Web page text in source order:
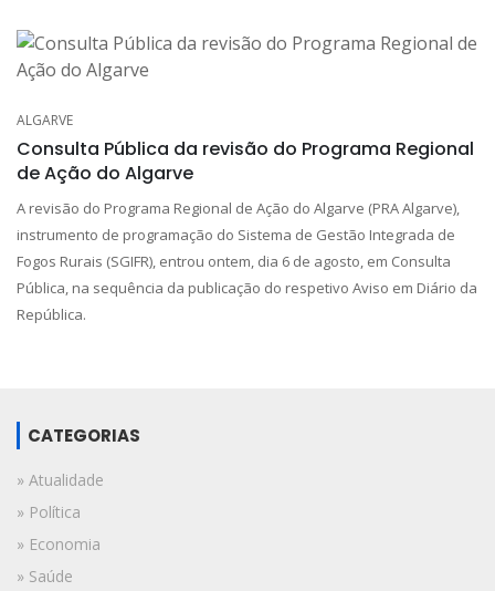
ALGARVE
Consulta Pública da revisão do Programa Regional
de Ação do Algarve
A revisão do Programa Regional de Ação do Algarve (PRA Algarve),
instrumento de programação do Sistema de Gestão Integrada de
Fogos Rurais (SGIFR), entrou ontem, dia 6 de agosto, em Consulta
Pública, na sequência da publicação do respetivo Aviso em Diário da
República.
CATEGORIAS
» Atualidade
» Política
» Economia
» Saúde